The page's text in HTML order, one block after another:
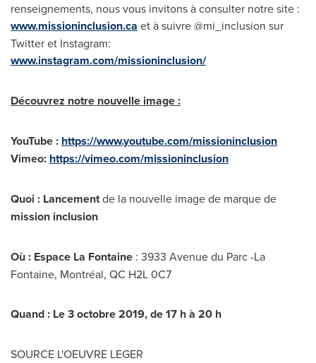
renseignements, nous vous invitons à consulter notre site :
www.missioninclusion.ca et à suivre @mi_inclusion sur
Twitter et Instagram:
www.instagram.com/missioninclusion/
Découvrez notre nouvelle image :
YouTube : https://www.youtube.com/missioninclusion
Vimeo: https://vimeo.com/missioninclusion
Quoi : Lancementde la nouvelle image de marque de
mission inclusion
Où: Espace La Fontaine : 3933 Avenue du Parc -La
Fontaine, Montréal, QC H2L 0C7
Quand: Le 3 octobre 2019, de 17 h à 20 h
SOURCE L'OEUVRE LEGER